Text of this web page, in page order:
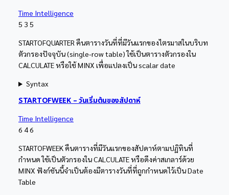
Time Intelligence
5 3 5
STARTOFQUARTER คืนตารางวันที่ที่มีวันแรกของไตรมาสในบริบท
ตัวกรองปัจจุบัน (single-row table) ใช้เป็นตารางตัวกรองใน
CALCULATE หรือใช้ MINX เพื่อแปลงเป็น scalar date
Syntax
STARTOFWEEK – วันเริ่มต้นของสัปดาห์
Time Intelligence
6 46
STARTOFWEEK คืนตารางที่มีวันแรกของสัปดาห์ตามปฏิทินที่
กำหนด ใช้เป็นตัวกรองใน CALCULATE หรือดึงค่าสเกลาร์ด้วย
MINX ฟังก์ชันนี้จำเป็นต้องมีตารางวันที่ที่ถูกกำหนดไว้เป็น Date
Table